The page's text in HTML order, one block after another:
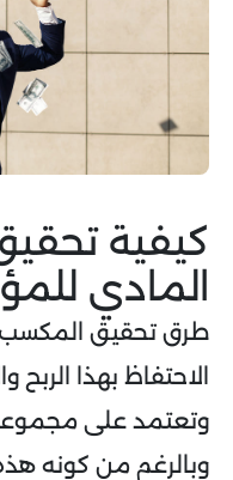
كيفية
المادي
طرق تحقيق المكسب
الاحتفاظ بهذا الربح
وتعتمد على
وبالرغم من كونه